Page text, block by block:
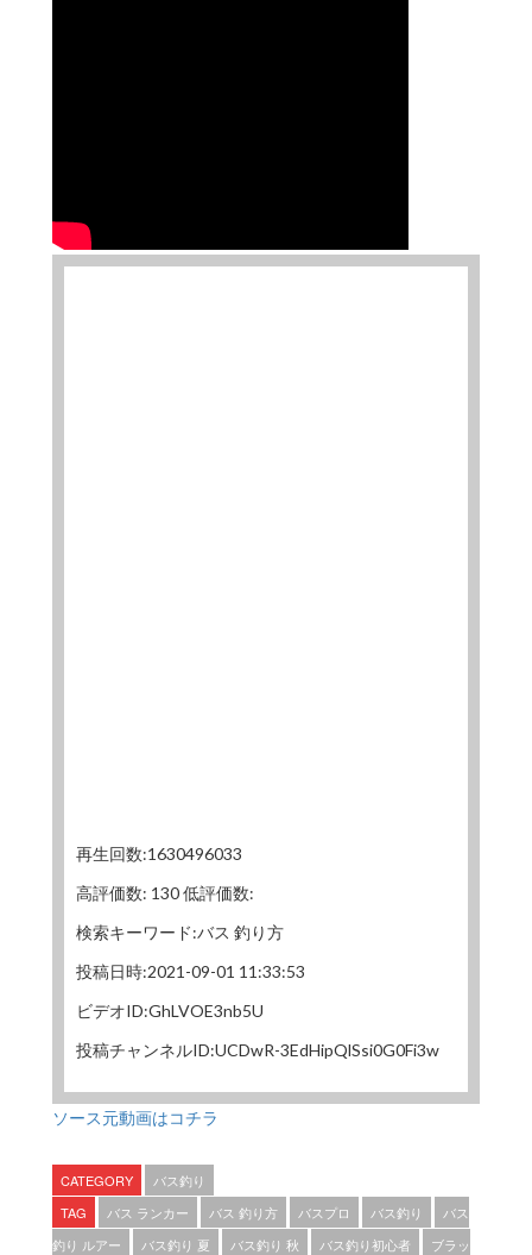
再生回数:1630496033
高評価数: 130 低評価数:
検索キーワード:バス 釣り方
投稿日時:2021-09-01 11:33:53
ビデオID:GhLVOE3nb5U
投稿チャンネルID:UCDwR-3EdHipQlSsi0G0Fi3w
ソース元動画はコチラ
CATEGORY
バス釣り
TAG
バス ランカー バス 釣り方 バスプロ バス釣り
バス
釣り ルアー
バス釣り 夏 バス釣り 秋 バス釣り初心者
ブラッ